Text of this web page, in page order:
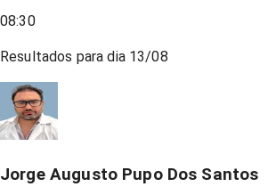
08:30
Resultados para dia 13/08
Jorge Augusto Pupo Dos Santos